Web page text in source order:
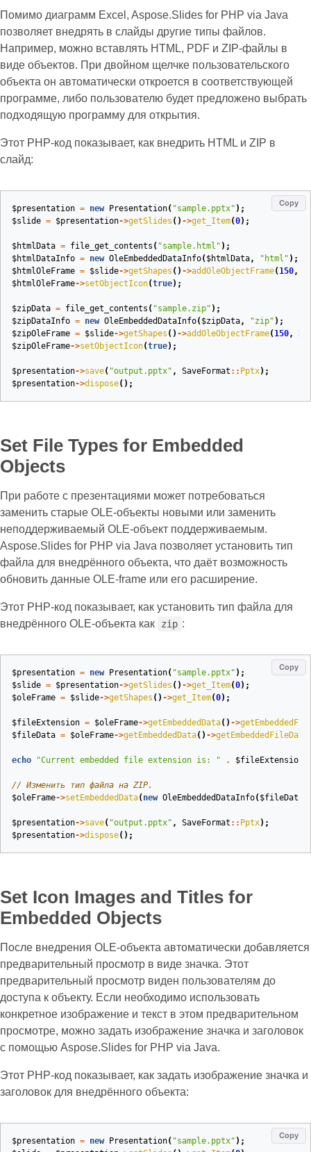
Помимо диаграмм Excel, Aspose.Slides for PHP via Java
позволяет внедрять в слайды другие типы файлов.
Например, можно вставлять HTML, PDF и ZIP‑файлы в
виде объектов. При двойном щелчке пользовательского
объекта он автоматически откроется в соответствующей
программе, либо пользователю будет предложено выбрать
подходящую программу для открытия.
Этот PHP‑код показывает, как внедрить HTML и ZIP в
слайд:
Copy
$presentation = new Presentation( "sample.pptx" );
$slide = $presentation->getSlides () ->get_Item(0);
$htmlData = file_get_contents ( "sample.html" );
$htmlDataInfo = new OleEmbeddedDataInfo( $htmlData, "html" );
$htmlOleFrame = $slide->getShapes () ->addOleObjectFrame( 150,
$htmlOleFrame->setObjectIcon(true);
$zipData = file_get_contents ( "sample.zip" );
$zipDataInfo = new OleEmbeddedDataInfo( $zipData, "zip" );
$zipOleFrame = $slide->getShapes () ->addOleObjectFrame( 150,
$zipOleFrame->setObjectIcon(true);
$presentation->save( "output.pptx" , SaveFormat :: Pptx);
$presentation->dispose();
Set File Types for Embedded
Objects
При работе с презентациями может потребоваться
заменить старые OLE‑объекты новыми или заменить
неподдерживаемый OLE‑объект поддерживаемым.
Aspose.Slides for PHP via Java позволяет установить тип
файла для внедрённого объекта, что даёт возможность
обновить данные OLE‑frame или его расширение.
Этот PHP‑код показывает, как установить тип файла для
внедрённого OLE‑объекта как
zip :
Copy
$presentation = new Presentation( "sample.pptx" );
$slide = $presentation->getSlides () ->get_Item(0);
$oleFrame = $slide->getShapes () ->get_Item(0);
$fileExtension = $oleFrame->getEmbeddedData() ->
$fileData = $oleFrame->getEmbeddedData() ->getEmbeddedFileData
echo "Current embedded file extension is: " . $fileExtension
// Изменить тип файла на ZIP.
$oleFrame->setEmbeddedData( new OleEmbeddedDataInfo( $fileData
$presentation->save( "output.pptx" , SaveFormat :: Pptx);
$presentation->dispose();
Set Icon Images and Titles for
Embedded Objects
После внедрения OLE‑объекта автоматически добавляется
предварительный просмотр в виде значка. Этот
предварительный просмотр виден пользователям до
доступа к объекту. Если необходимо использовать
конкретное изображение и текст в этом предварительном
просмотре, можно задать изображение значка и заголовок
с помощью Aspose.Slides for PHP via Java.
Этот PHP‑код показывает, как задать изображение значка и
заголовок для внедрённого объекта:
Copy
$presentation = new Presentation( "sample.pptx" );